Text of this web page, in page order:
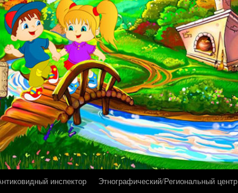
инспектор Этнографический/Региональный центр